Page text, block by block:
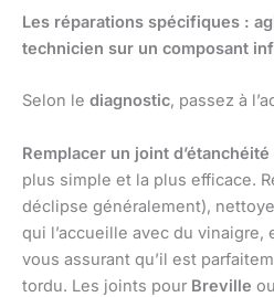
Les réparations spécifiques :
technicien sur un composant
Selon le diagnostic, passez à
Remplacer un joint d’étanchéité
plus simple et la plus efficace.
déclipse généralement),
qui l’accueille avec du
vous assurant qu’il est
tordu. Les joints pour Breville ou